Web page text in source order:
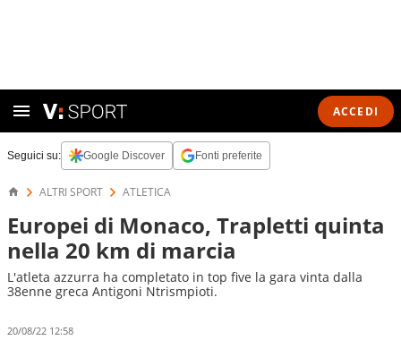
ACCEDI
Seguici su: Google Discover Fonti preferite
ALTRI SPORT ATLETICA
Europei di Monaco, Trapletti quinta
nella 20 km di marcia
L'atleta azzurra ha completato in top five la gara vinta dalla
38enne greca Antigoni Ntrismpioti.
20/08/22 12:58